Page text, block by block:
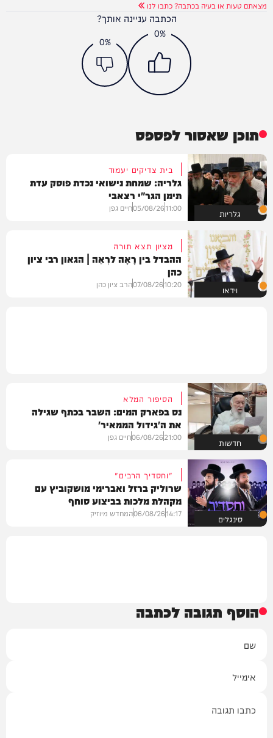
מצאתם טעות או בעיה בכתבה? כתבו לנו
הכתבה עניינה אותך?
0%
0%
תוכן שאסור לפספס
גלריות
בית צדיקים יעמוד
גלריה: שמחת נישואי נכדת פוסק עדת
תימן הגר"י רצאבי
11:00
05/08/26חיים גפן
וידאו
מציון תצא תורה
ההבדל בין רָאָה לרְאֵה | הגאון רבי ציון
כהן
10:20
07/08/26הרב ציון כהן
חדשות
הסיפור המלא
נס בפארק המים: השבר בכתף שגילה
את ה'גידול הממאיר'
21:00
06/08/26חיים גפן
סינגלים
"וחסדיך הרבים"
שרוליק ברזל ואברימי מושקוביץ עם
מקהלת מלכות בביצוע סוחף
14:17
06/08/26המחדש מיוזיק
הוסף תגובה לכתבה